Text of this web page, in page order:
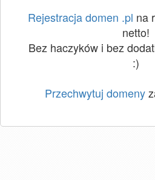
Rejestracja domen .pl na
netto!
Bez haczyków i bez
:)
Przechwytuj domeny